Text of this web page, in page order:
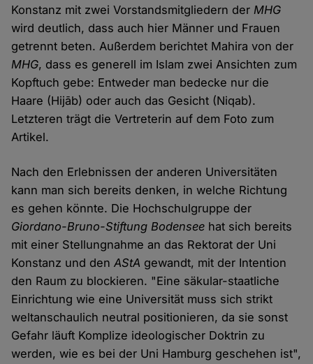
Konstanz mit zwei Vorstandsmitgliedern der MHG
wird deutlich, dass auch hier Männer und Frauen
getrennt beten. Außerdem berichtet Mahira von der
MHG, dass es generell im Islam zwei Ansichten zum
Kopftuch gebe: Entweder man bedecke nur die
Haare (Hijāb) oder auch das Gesicht (Niqab).
Letzteren trägt die Vertreterin auf dem Foto zum
Artikel.
Nach den Erlebnissen der anderen Universitäten
kann man sich bereits denken, in welche Richtung
es gehen könnte. Die Hochschulgruppe der
Giordano-Bruno-Stiftung Bodensee hat sich bereits
mit einer Stellungnahme an das Rektorat der Uni
Konstanz und denAStA gewandt, mit der Intention
den Raum zu blockieren. "Eine säkular-staatliche
Einrichtung wie eine Universität muss sich strikt
weltanschaulich neutral positionieren, da sie sonst
Gefahr läuft Komplize ideologischer Doktrin zu
werden, wie es bei der Uni Hamburg geschehen ist",